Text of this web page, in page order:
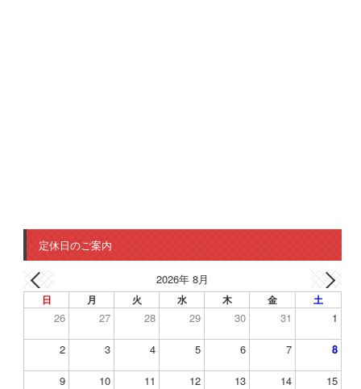
定休日のご案内
2026年 8月
日 月 火 水 木 金 土
26 27 28 29 30 31 1
2 3 4 5 6 7 8
9 10 11 12 13 14 15